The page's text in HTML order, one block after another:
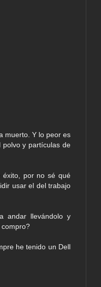
muerto. Y lo peor es
polvo y partículas de
éxito, por no sé qué
usar el del trabajo
andar llevándolo y
he tenido un Dell